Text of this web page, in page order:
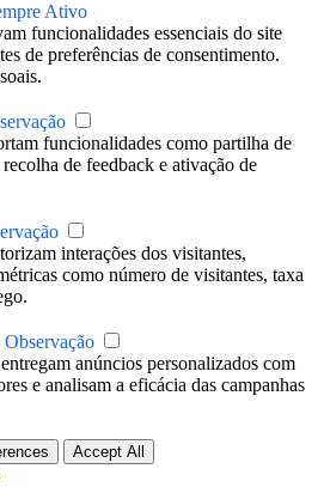
Ativo
funcionalidades essenciais do site
de preferências de consentimento.
funcionalidades como partilha de
de feedback e ativação de
interações dos visitantes,
como número de visitantes, taxa
Observação
anúncios personalizados com
e analisam a eficácia das campanhas
Accept All